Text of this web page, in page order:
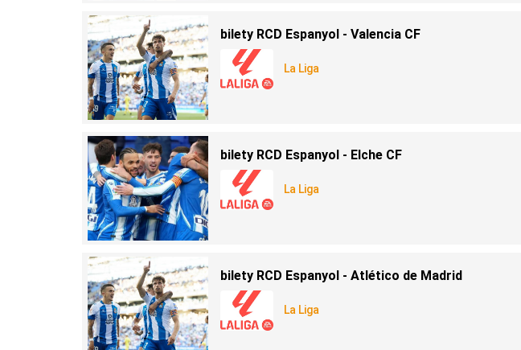
bilety RCD Espanyol - Valencia CF
La Liga
bilety RCD Espanyol - Elche CF
La Liga
bilety RCD Espanyol - Atlético de Madrid
La Liga